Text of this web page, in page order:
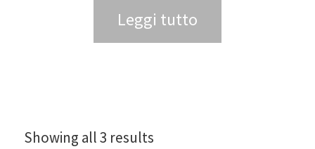
Leggi tutto
Showing all 3 results